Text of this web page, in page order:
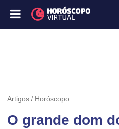
Artigos Horóscopo
O grande dom